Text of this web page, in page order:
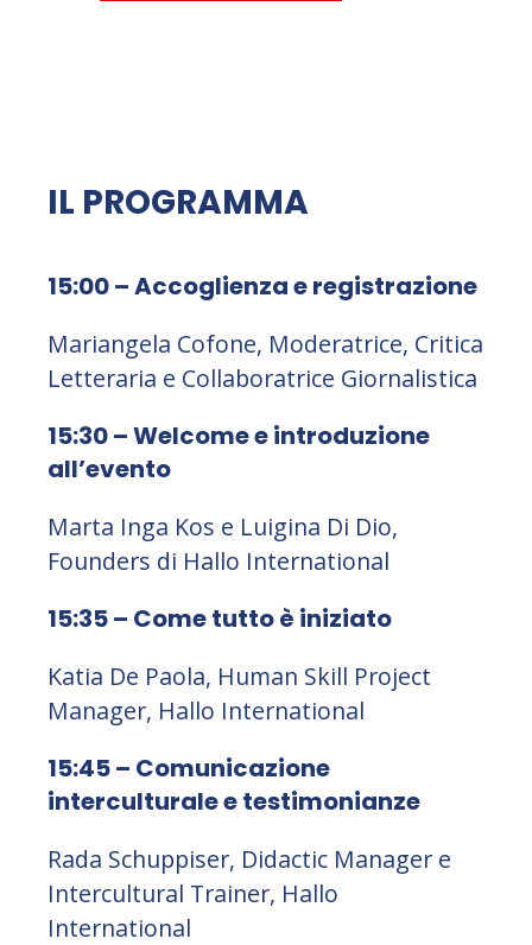
IL PROGRAMMA
15:00 – Accoglienza e registrazione
Mariangela Cofone, Moderatrice, Critica
Letteraria e Collaboratrice Giornalistica
15:30 – Welcome e introduzione
all’evento
Marta Inga Kos e Luigina Di Dio,
Founders di Hallo International
15:35 – Come tutto è iniziato
Katia De Paola, Human Skill Project
Manager, Hallo International
15:45 – Comunicazione
interculturale e testimonianze
Rada Schuppiser, Didactic Manager e
Intercultural Trainer, Hallo
International